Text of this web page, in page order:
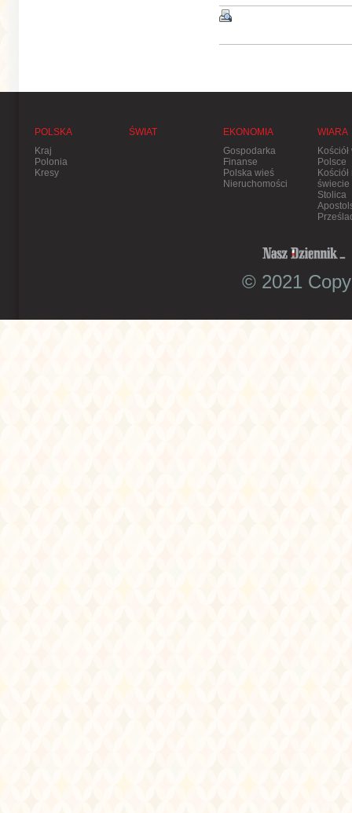
POLSKA
Kraj
Polonia
Kresy
ŚWIAT
EKONOMIA
Gospodarka
Finanse
Polska wieś
Nieruchomości
WIARA
Kościół
Polsce
Kościół
świecie
Stolica
© 2021